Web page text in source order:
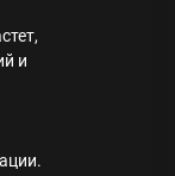
и